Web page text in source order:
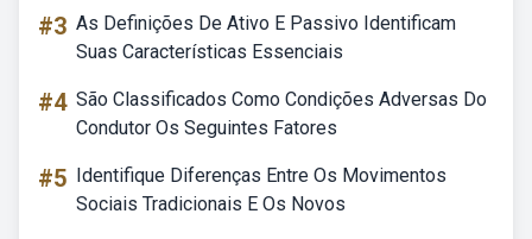
#3 As Definições De Ativo E Passivo Identificam
Suas Características Essenciais
#4 São Classificados Como Condições Adversas Do
Condutor Os Seguintes Fatores
#5 Identifique Diferenças Entre Os Movimentos
Sociais Tradicionais E Os Novos